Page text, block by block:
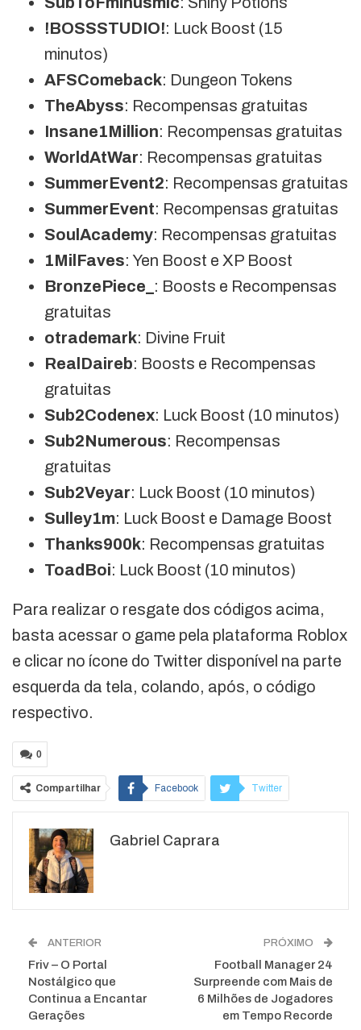
!BOSSSTUDIO!: Luck Boost (15
minutos)
AFSComeback: Dungeon Tokens
TheAbyss: Recompensas gratuitas
Insane1Million: Recompensas gratuitas
WorldAtWar: Recompensas gratuitas
SummerEvent2: Recompensas gratuitas
SummerEvent: Recompensas gratuitas
SoulAcademy: Recompensas gratuitas
1MilFaves: Yen Boost e XP Boost
BronzePiece_ : Boosts e Recompensas
gratuitas
otrademark: Divine Fruit
RealDaireb: Boosts e Recompensas
gratuitas
Sub2Codenex: Luck Boost (10 minutos)
Sub2Numerous: Recompensas
gratuitas
Sub2Veyar: Luck Boost (10 minutos)
Sulley1m: Luck Boost e Damage Boost
Thanks900k: Recompensas gratuitas
ToadBoi: Luck Boost (10 minutos)
Para realizar o resgate dos códigos acima,
basta acessar o game pela plataforma Roblox
e clicar no ícone do Twitter disponível na parte
esquerda da tela, colando, após, o código
respectivo.
0
Compartilhar Facebook Twitter
WhatsApp
Gabriel Caprara
ANTERIOR
Friv – O Portal
Nostálgico que
Continua a Encantar
Gerações
PRÓXIMO
Football Manager 24
Surpreende com Mais de
6 Milhões de Jogadores
em Tempo Recorde